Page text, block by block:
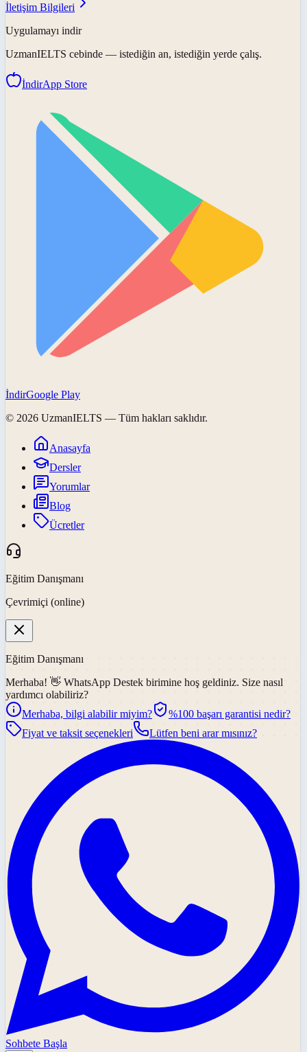
İletişim Bilgileri
Uygulamayı indir
UzmanIELTS cebinde — istediğin an, istediğin yerde çalış.
İndirApp Store
İndirGoogle Play
© 2026 UzmanIELTS — Tüm hakları saklıdır.
Anasayfa
Dersler
Yorumlar
Blog
Ücretler
Eğitim Danışmanı
Çevrimiçi (online)
Eğitim Danışmanı
Merhaba! 👋 WhatsApp Destek birimine hoş geldiniz. Size nasıl
yardımcı olabiliriz?
Merhaba, bilgi alabilir miyim?
%100 başarı garantisi nedir?
Fiyat ve taksit seçenekleri
Lütfen beni arar mısınız?
Sohbete Başla